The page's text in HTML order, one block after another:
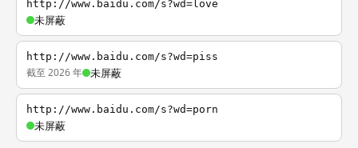
http://www.baidu.com/s?wd=love
未屏蔽
http://www.baidu.com/s?wd=piss
截至 2026 年 未屏蔽
http://www.baidu.com/s?wd=porn
未屏蔽